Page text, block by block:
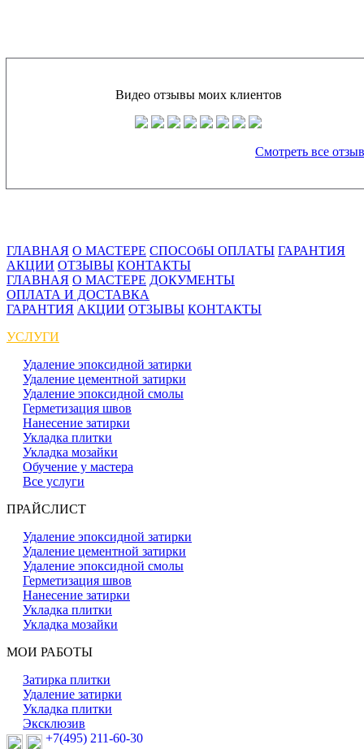
Видео отзывы моих клиентов
Смотреть все
ГЛАВНАЯ О МАСТЕРЕ СПОСОбЫ ОПЛАТЫ ГАРАНТИЯ
АКЦИИ ОТЗЫВЫ КОНТАКТЫ
ГЛАВНАЯ О МАСТЕРЕ ДОКУМЕНТЫ
ОПЛАТА И ДОСТАВКА
ГАРАНТИЯ АКЦИИ ОТЗЫВЫ КОНТАКТЫ
УСЛУГИ
Удаление эпоксидной затирки
Удаление цементной затирки
Удаление эпоксидной смолы
Герметизация швов
Нанесение затирки
Укладка плитки
Укладка мозайки
Обучение у мастера
Все услуги
ПРАЙСЛИСТ
Удаление эпоксидной затирки
Удаление цементной затирки
Удаление эпоксидной смолы
Герметизация швов
Нанесение затирки
Укладка плитки
Укладка мозайки
МОИ РАБОТЫ
Затирка плитки
Удаление затирки
Укладка плитки
Эксклюзив
+7(495) 211-60-30